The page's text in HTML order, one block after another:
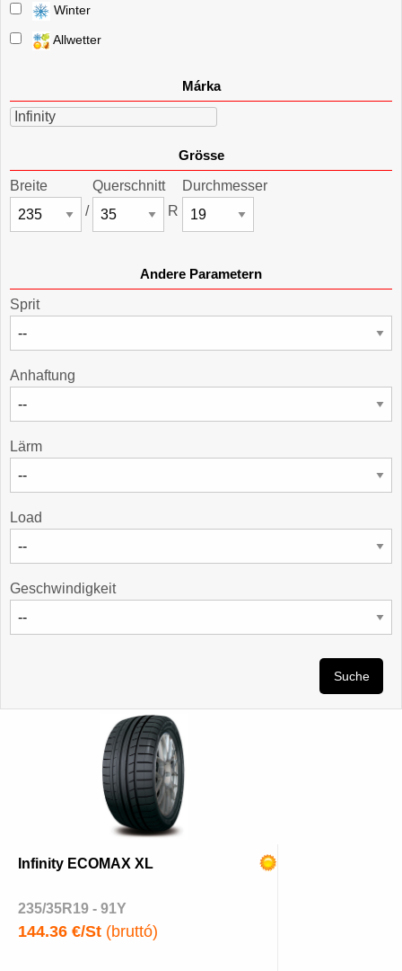
Winter
Allwetter
Márka
Infinity
Grösse
Breite
/
Querschnitt
R
Durchmesser
Andere Parametern
Sprit
Anhaftung
Lärm
Load
Geschwindigkeit
Suche
Infinity ECOMAX XL
235/35R19 - 91Y
144.36 €/St (bruttó)